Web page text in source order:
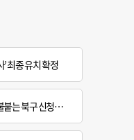
최종 유치 확정
구 신청사 갈등